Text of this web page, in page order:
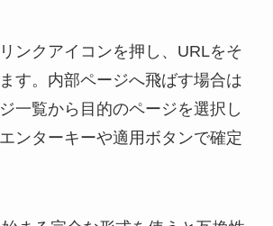
ンクアイコンを押し、URLをそ
す。内部ページへ飛ばす場合は
一覧から目的のページを選択し
ンターキーや適用ボタンで確定